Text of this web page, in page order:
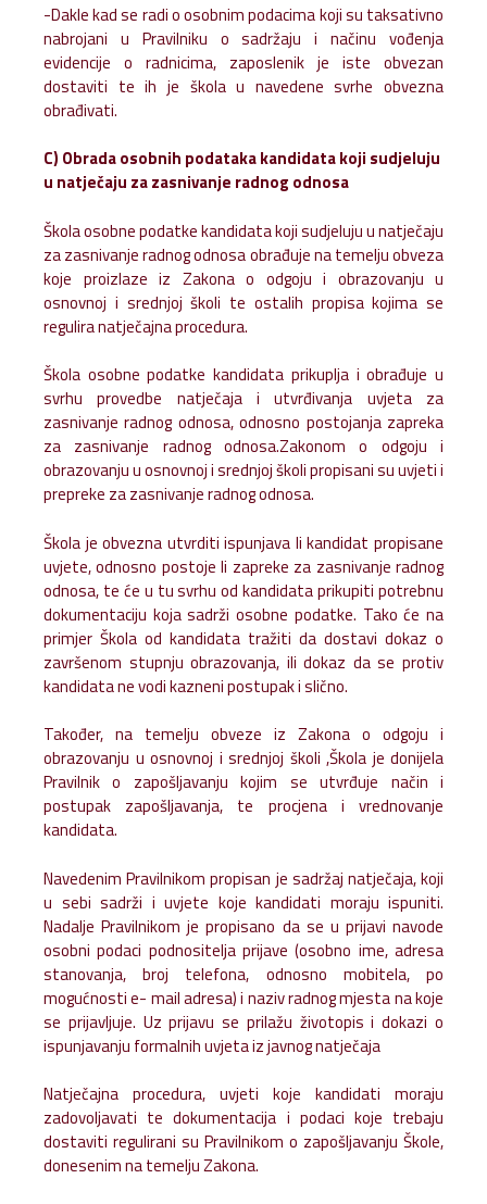
-Dakle kad se radi o osobnim podacima koji su taksativno
nabrojani u Pravilniku o sadržaju i načinu vođenja
evidencije o radnicima, zaposlenik je iste obvezan
dostaviti te ih je škola u navedene svrhe obvezna
obrađivati.
C) Obrada osobnih podataka kandidata koji sudjeluju
u natječaju za zasnivanje radnog odnosa
Škola osobne podatke kandidata koji sudjeluju u natječaju
za zasnivanje radnog odnosa obrađuje na temelju obveza
koje proizlaze iz Zakona o odgoju i obrazovanju u
osnovnoj i srednjoj školi te ostalih propisa kojima se
regulira natječajna procedura.
Škola osobne podatke kandidata prikuplja i obrađuje u
svrhu provedbe natječaja i utvrđivanja uvjeta za
zasnivanje radnog odnosa, odnosno postojanja zapreka
za zasnivanje radnog odnosa.Zakonom o odgoju i
obrazovanju u osnovnoj i srednjoj školi propisani su uvjeti i
prepreke za zasnivanje radnog odnosa.
Škola je obvezna utvrditi ispunjava li kandidat propisane
uvjete, odnosno postoje li zapreke za zasnivanje radnog
odnosa, te će u tu svrhu od kandidata prikupiti potrebnu
dokumentaciju koja sadrži osobne podatke. Tako će na
primjer Škola od kandidata tražiti da dostavi dokaz o
završenom stupnju obrazovanja, ili dokaz da se protiv
kandidata ne vodi kazneni postupak i slično.
Također, na temelju obveze iz Zakona o odgoju i
obrazovanju u osnovnoj i srednjoj školi ,Škola je donijela
Pravilnik o zapošljavanju kojim se utvrđuje način i
postupak zapošljavanja, te procjena i vrednovanje
kandidata.
Navedenim Pravilnikom propisan je sadržaj natječaja, koji
u sebi sadrži i uvjete koje kandidati moraju ispuniti.
Nadalje Pravilnikom je propisano da se u prijavi navode
osobni podaci podnositelja prijave (osobno ime, adresa
stanovanja, broj telefona, odnosno mobitela, po
mogućnosti e- mail adresa) i naziv radnog mjesta na koje
se prijavljuje. Uz prijavu se prilažu životopis i dokazi o
ispunjavanju formalnih uvjeta iz javnog natječaja
Natječajna procedura, uvjeti koje kandidati moraju
zadovoljavati te dokumentacija i podaci koje trebaju
dostaviti regulirani su Pravilnikom o zapošljavanju Škole,
donesenim na temelju Zakona.